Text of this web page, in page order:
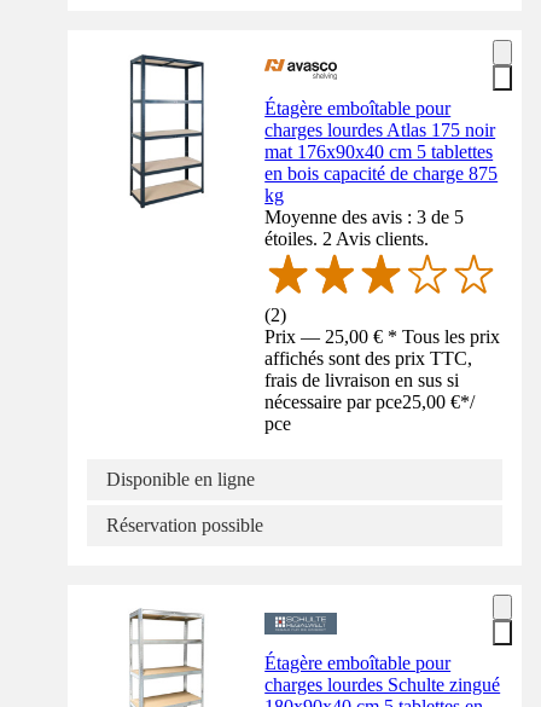
Étagère emboîtable pour
charges lourdes Atlas 175 noir
mat 176x90x40 cm 5 tablettes
en bois capacité de charge 875
kg
Moyenne des avis : 3 de 5
étoiles. 2 Avis clients.
(2)
Prix — 25,00 € * Tous les prix
affichés sont des prix TTC,
frais de livraison en sus si
nécessaire par pce25,00 €*/
pce
Disponible en ligne
Réservation possible
Étagère emboîtable pour
charges lourdes Schulte zingué